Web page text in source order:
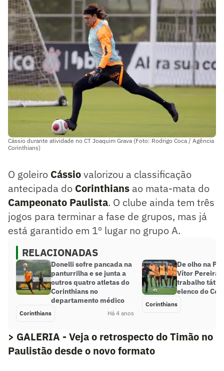
Cássio durante atividade no CT Joaquim Grava (Foto: Rodrigo Coca / Agência
Corinthians)
O goleiro Cássiovalorizou a classificação
antecipada do Corinthians ao mata-mata do
Campeonato Paulista. O clube ainda tem três
jogos para terminar a fase de grupos, mas já
está garantido em 1º lugar no grupo A.
RELACIONADAS
Donelli sofre pancada na
panturrilha e se junta a
outros quatro atletas do
Corinthians no
departamento médico
Corinthians Há 4 anos
De olho na
Vítor Pereira
trabalho
elenco do
Corinthians
> GALERIA - Veja o retrospecto do Timão no
Paulistão desde o novo formato